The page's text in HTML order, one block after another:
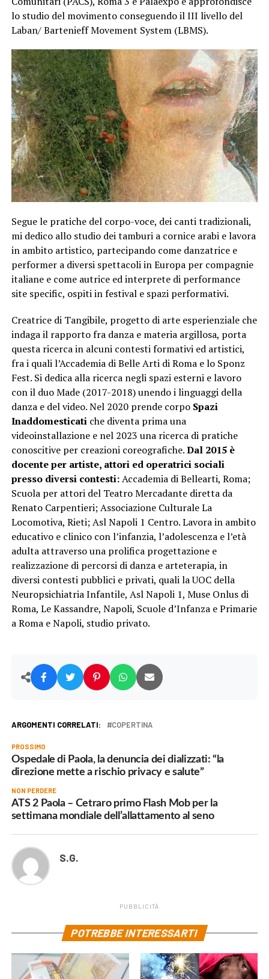
lo studio del movimento conseguendo il III livello del
Laban/ Bartenieff Movement System (LBMS).
Segue le pratiche del corpo-voce, dei canti tradizionali,
mi dedico allo studio dei tamburi a cornice arabi e lavora
in ambito artistico, partecipando come danzatrice e
performer a diversi spettacoli in Europa per compagnie
italiane e come autrice ed interprete di performance
site specific, ospiti in festival e spazi performativi.
Creatrice di Tangibile, progetto di arte esperienziale che
indaga il rapporto fra danza e materia argillosa, porta
questa ricerca in alcuni contesti formativi ed artistici,
fra i quali l’Accademia di Belle Arti di Roma e lo Sponz
Fest. Si dedica alla ricerca negli spazi esterni e lavoro
con il duo Made (2017-2018) unendo i linguaggi della
danza e del video. Nel 2020 prende corpo Spazi
Inaddomesticatiche diventa prima una
videoinstallazione e nel 2023 una ricerca di pratiche
conoscitive per creazioni coreografiche.Dal 2015 è
docente per artiste, attori ed operatrici sociali
presso diversi contesti:Accademia di Bellearti, Roma;
Scuola per attori del Teatro Mercadante diretta da
Renato Carpentieri; Associazione Culturale La
Locomotiva, Rieti; Asl Napoli 1 Centro. Lavora in ambito
educativo e clinico con l’infanzia, l’adolescenza e l’età
adulta attraverso una prolifica progettazione e
realizzazione di percorsi di danza e arteterapia, in
diversi contesti pubblici e privati, quali la UOC della
Neuropsichiatria Infantile, Asl Napoli 1, Muse Onlus di
Roma, Le Kassandre, Napoli, Scuole d’Infanza e Primarie
a Roma e Napoli, studio privato.
ARGOMENTI CORRELATI: COPERTINA
PROSSIMO
Ospedale di Paola, la denuncia dei dializzati: “la
direzione mette a rischio privacy e salute”
NON PERDERE
ATS 2 Paola – Cetraro primo Flash Mob per la
settimana mondiale dell’allattamento al seno
S.G.
PUBBLICITÀ
POTREBBE INTERESSARTI